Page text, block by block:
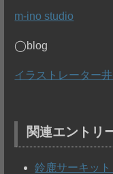
m-ino studio
◯blog
イラストレーター
関連エントリ
鈴鹿サーキッ